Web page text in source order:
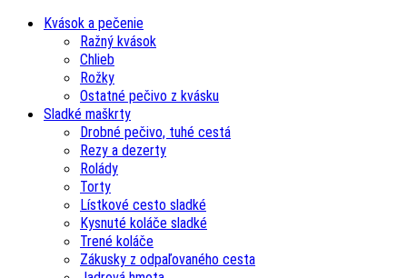
Kvások a pečenie
Ražný kvások
Chlieb
Rožky
Ostatné pečivo z kvásku
Sladké maškrty
Drobné pečivo, tuhé cestá
Rezy a dezerty
Rolády
Torty
Lístkové cesto sladké
Kysnuté koláče sladké
Trené koláče
Zákusky z odpaľovaného cesta